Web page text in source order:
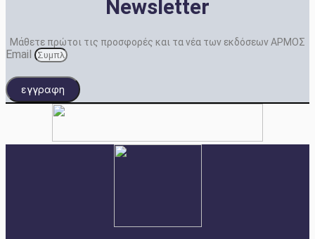
Newsletter
Μάθετε πρώτοι τις προσφορές και τα νέα των εκδόσεων ΑΡΜΟΣ
Email
εγγραφη